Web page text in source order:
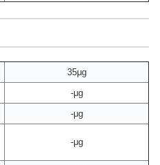
35μg
-μg
-μg
-μg